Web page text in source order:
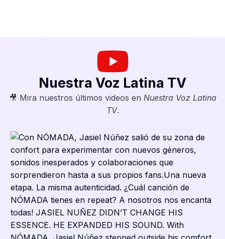
Nuestra Voz Latina TV
🎥 Mira nuestros últimos videos en Nuestra Voz Latina
TV.